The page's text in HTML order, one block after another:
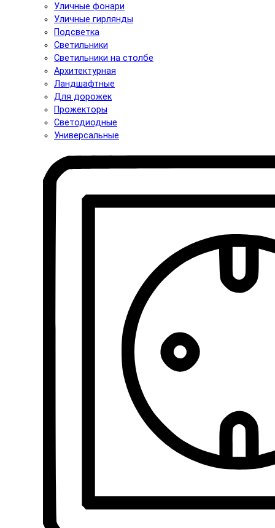
Уличные фонари
Уличные гирлянды
Подсветка
Светильники
Светильники на столбе
Архитектурная
Ландшафтные
Для дорожек
Прожекторы
Светодиодные
Универсальные